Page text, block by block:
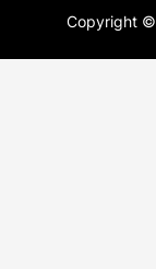
Copyright ©